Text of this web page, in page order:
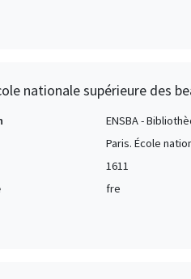
nationale supérieure des
ENSBA -
Paris. École
1611
fre